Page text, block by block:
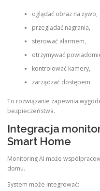
oglądać obraz na żywo,
przeglądać nagrania,
sterować alarmem,
otrzymywać
kontrolować kamery,
zarządzać dostępem.
To rozwiązanie zapewnia
bezpieczeństwa.
Integracja
Smart Home
Monitoring AI może
domu.
System może integrować: